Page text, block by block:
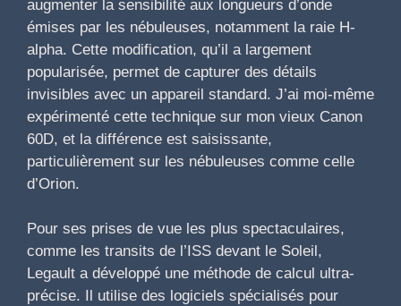
augmenter la sensibilité aux longueurs d’onde
émises par les nébuleuses, notamment la raie H-
alpha. Cette modification, qu’il a largement
popularisée, permet de capturer des détails
invisibles avec un appareil standard. J’ai moi-même
expérimenté cette technique sur mon vieux Canon
60D, et la différence est saisissante,
particulièrement sur les nébuleuses comme celle
d’Orion.
Pour ses prises de vue les plus spectaculaires,
comme les transits de l’ISS devant le Soleil,
Legault a développé une méthode de calcul ultra-
précise. Il utilise des logiciels spécialisés pour